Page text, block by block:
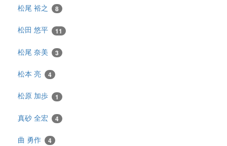
松尾 裕之 8
松田 悠平 11
松尾 奈美 3
松本 亮 4
松原 加歩 1
真砂 全宏 4
曲 勇作 4